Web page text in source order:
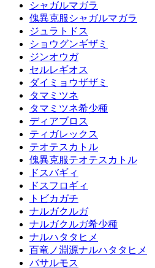
シャガルマガラ
傀異克服シャガルマガラ
ジュラトドス
ショウグンギザミ
ジンオウガ
セルレギオス
ダイミョウザザミ
タマミツネ
タマミツネ希少種
ディアブロス
ティガレックス
テオテスカトル
傀異克服テオテスカトル
ドスバギィ
ドスフロギィ
トビカガチ
ナルガクルガ
ナルガクルガ希少種
ナルハタタヒメ
百竜ノ淵源ナルハタタヒメ
バサルモス